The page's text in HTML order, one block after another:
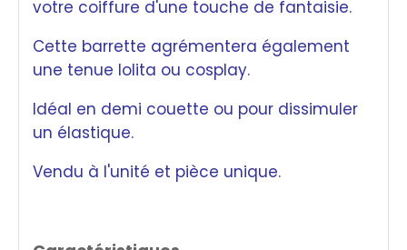
votre coiffure d'une touche de fantaisie.
Cette barrette agrémentera également
une tenue lolita ou cosplay.
Idéal en demi couette ou pour dissimuler
un élastique.
Vendu à l'unité et pièce unique.